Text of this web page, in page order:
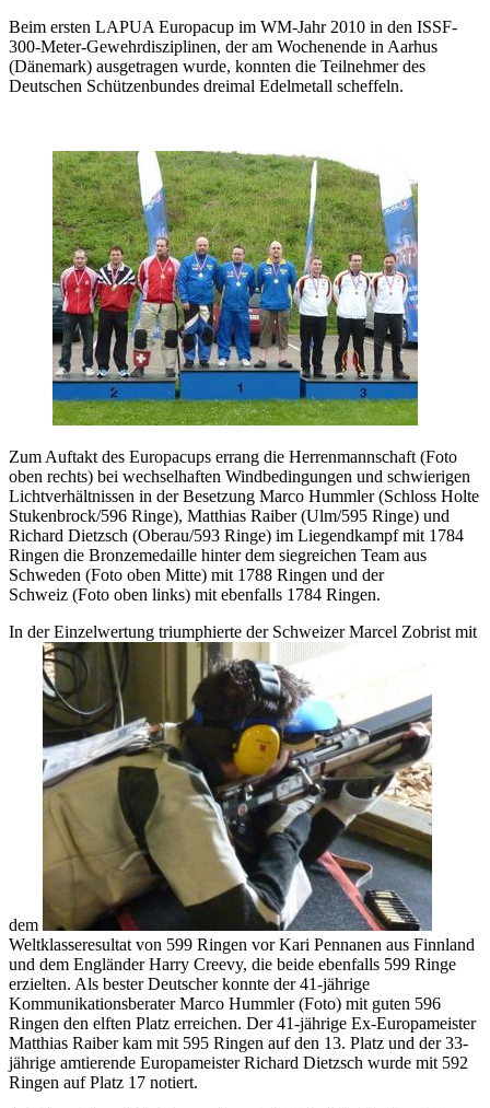
Beim ersten LAPUA Europacup im WM-Jahr 2010 in den ISSF-
300-Meter-Gewehrdisziplinen, der am Wochenende in Aarhus
(Dänemark) ausgetragen wurde, konnten die Teilnehmer des
Deutschen Schützenbundes dreimal Edelmetall scheffeln.
Zum Auftakt des Europacups errang die Herrenmannschaft (Foto
oben rechts) bei wechselhaften Windbedingungen und schwierigen
Lichtverhältnissen in der Besetzung Marco Hummler (Schloss Holte
Stukenbrock/596 Ringe), Matthias Raiber (Ulm/595 Ringe) und
Richard Dietzsch (Oberau/593 Ringe) im Liegendkampf mit 1784
Ringen die Bronzemedaille hinter dem siegreichen Team aus
Schweden (Foto oben Mitte) mit 1788 Ringen und der
Schweiz (Foto oben links) mit ebenfalls 1784 Ringen.
In der Einzelwertung triumphierte der Schweizer Marcel Zobrist mit
dem
Weltklasseresultat von 599 Ringen vor Kari Pennanen aus Finnland
und dem Engländer Harry Creevy, die beide ebenfalls 599 Ringe
erzielten. Als bester Deutscher konnte der 41-jährige
Kommunikationsberater Marco Hummler (Foto) mit guten 596
Ringen den elften Platz erreichen. Der 41-jährige Ex-Europameister
Matthias Raiber kam mit 595 Ringen auf den 13. Platz und der 33-
jährige amtierende Europameister Richard Dietzsch wurde mit 592
Ringen auf Platz 17 notiert.